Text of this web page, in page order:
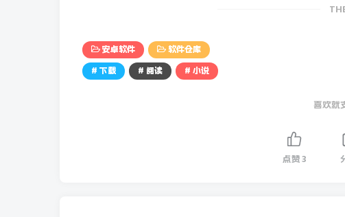
安卓软件 软件仓库
# 下载 # 阅读 # 小说
喜欢就
点赞 3